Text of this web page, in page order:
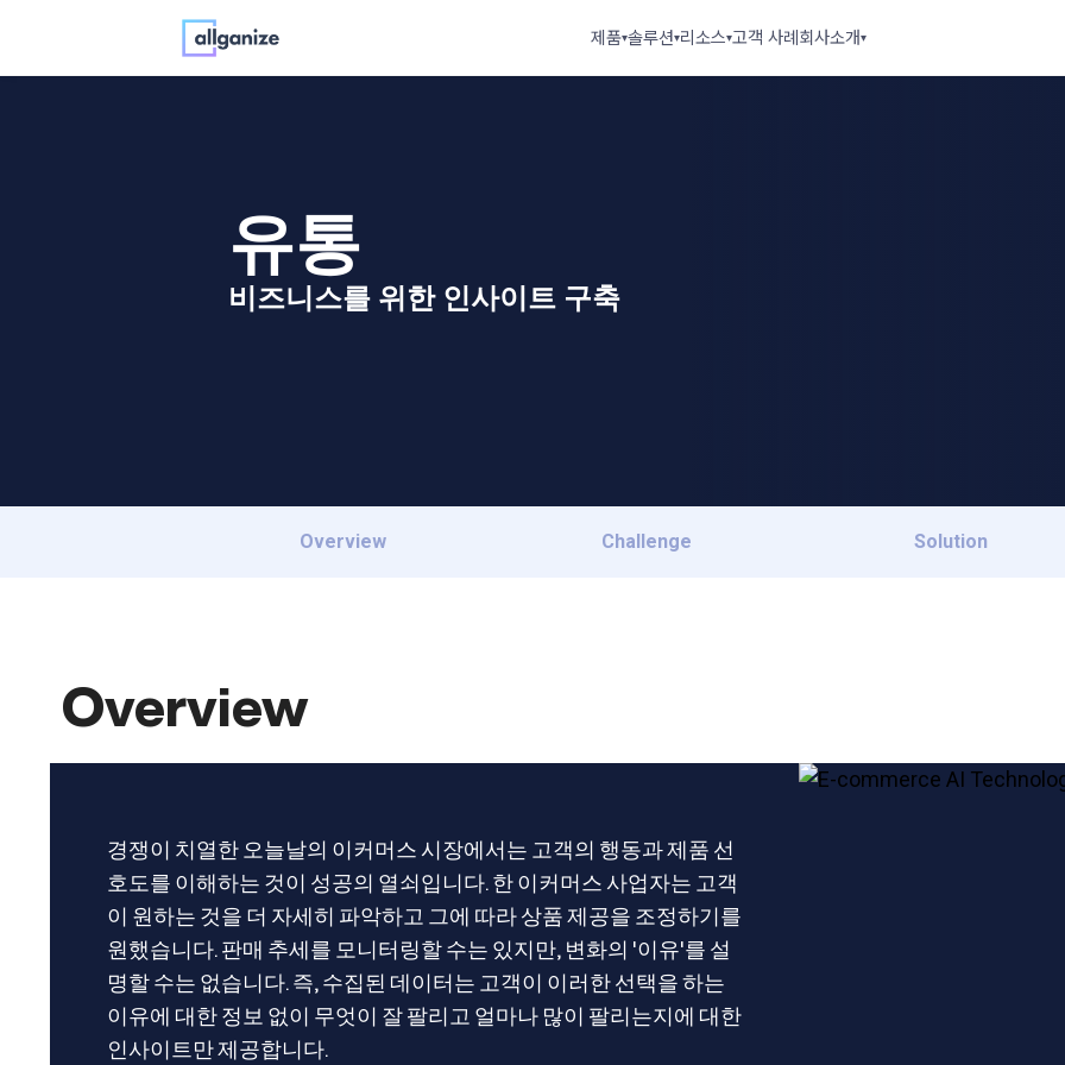
제품▾솔루션▾리소스▾고객 사례 회사소개▾
유통
비즈니스를 위한 인사이트 구축
Overview Challenge Solution
Overview
경쟁이 치열한 오늘날의 이커머스 시장에서는 고객의 행동과 제품 선
호도를 이해하는 것이 성공의 열쇠입니다. 한 이커머스 사업자는 고객
이 원하는 것을 더 자세히 파악하고 그에 따라 상품 제공을 조정하기를
원했습니다. 판매 추세를 모니터링할 수는 있지만, 변화의 '이유'를 설
명할 수는 없습니다. 즉, 수집된 데이터는 고객이 이러한 선택을 하는
이유에 대한 정보 없이 무엇이 잘 팔리고 얼마나 많이 팔리는지에 대한
인사이트만 제공합니다.